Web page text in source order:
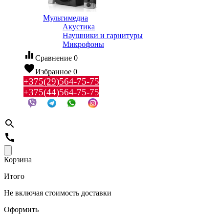
Мультимедиа
Акустика
Наушники и гарнитуры
Микрофоны
equalizer Сравнение 0
favoriteИзбранное 0
+375(29)564-75-75
+375(44)564-75-75
search
call
Корзина
Итого
Не включая стоимость доставки
Оформить